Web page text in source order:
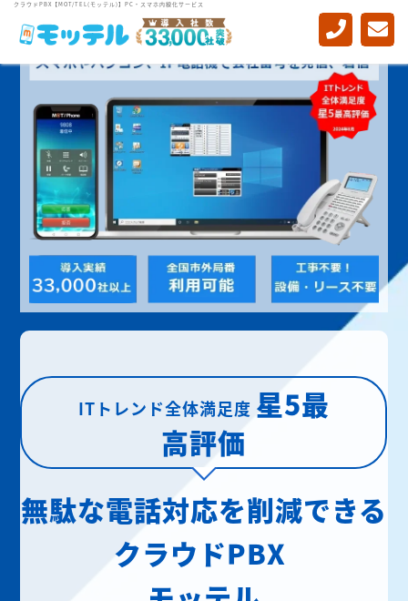
クラウドPBX【MOT/TEL(モッテル)】PC・スマホ内線化サービス
ITトレンド全体満足度 星5最
高評価
無駄な電話対応を削減できる
クラウドPBX